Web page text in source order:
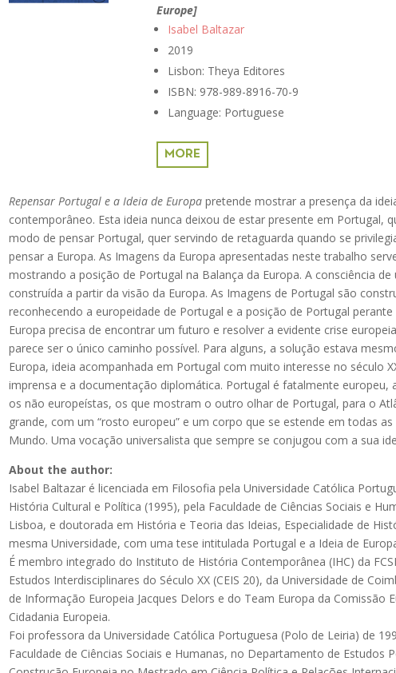
Europe]
Isabel Baltazar
2019
Lisbon: Theya Editores
ISBN: 978-989-8916-70-9
Language: Portuguese
MORE
Repensar Portugal e a Ideia de Europa pretende mostrar a presença da
contemporâneo. Esta ideia nunca deixou de estar presente em Portugal,
modo de pensar Portugal, quer servindo de retaguarda quando se
pensar a Europa. As Imagens da Europa apresentadas neste trabalho
mostrando a posição de Portugal na Balança da Europa. A consciência
construída a partir da visão da Europa. As Imagens de Portugal são
reconhecendo a europeidade de Portugal e a posição de Portugal
Europa precisa de encontrar um futuro e resolver a evidente crise
parece ser o único caminho possível. Para alguns, a solução estava
Europa, ideia acompanhada em Portugal com muito interesse no século
imprensa e a documentação diplomática. Portugal é fatalmente europeu,
os não europeístas, os que mostram o outro olhar de Portugal, para o
grande, com um “rosto europeu” e um corpo que se estende em todas
Mundo. Uma vocação universalista que sempre se conjugou com a sua
About the author:
Isabel Baltazar é licenciada em Filosofia pela Universidade Católica
História Cultural e Política (1995), pela Faculdade de Ciências Sociais e
Lisboa, e doutorada em História e Teoria das Ideias, Especialidade de
mesma Universidade, com uma tese intitulada Portugal e a Ideia de
É membro integrado do Instituto de História Contemporânea (IHC) da
Estudos Interdisciplinares do Século XX (CEIS 20), da Universidade de
de Informação Europeia Jacques Delors e do Team Europa da Comissão
Cidadania Europeia.
Foi professora da Universidade Católica Portuguesa (Polo de Leiria) de
Faculdade de Ciências Sociais e Humanas, no Departamento de Estudos